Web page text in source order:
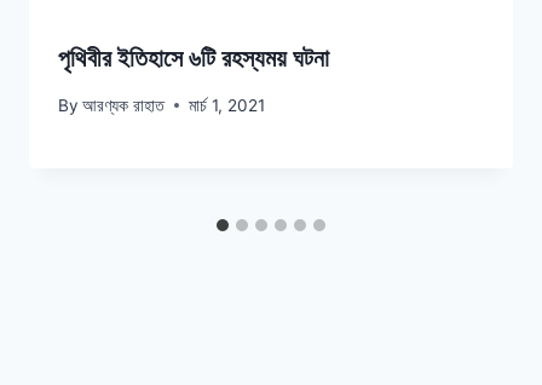
পৃথিবীর ইতিহাসে ৬টি রহস্যময় ঘটনা
By আরণ্যক রাহাত মার্চ 1, 2021